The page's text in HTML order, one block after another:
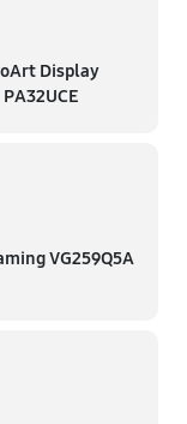
Display
PA32UCE
VG259Q5A